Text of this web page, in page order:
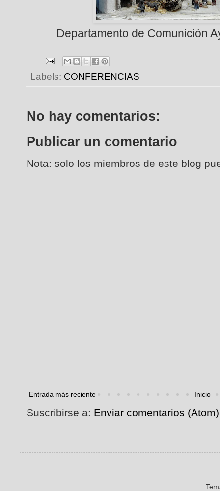
Departamento de Comunición
Labels: CONFERENCIAS
No hay comentarios:
Publicar un comentario
Nota: solo los miembros de este blog
Entrada más reciente Inicio
Suscribirse a: Enviar comentarios (Atom)